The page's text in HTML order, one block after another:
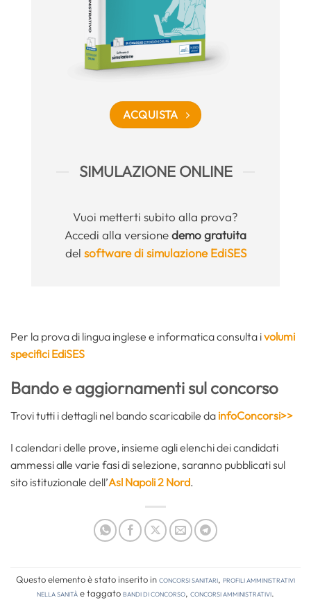
ACQUISTA
SIMULAZIONE ONLINE
Vuoi metterti subito alla prova?
Accedi alla versionedemo gratuita
del software di simulazione EdiSES
Per la prova di lingua inglese e informatica consulta ivolumi
specifici EdiSES
Bando e aggiornamenti sul concorso
Trovi tutti i dettagli nel bando scaricabile da infoConcorsi>>
I calendari delle prove, insieme agli elenchi dei candidati
ammessi alle varie fasi di selezione, saranno pubblicati sul
sito istituzionale dell’Asl Napoli 2 Nord.
Questo elemento è stato inserito inConcorsi Sanitari, Profili amministrativi
nella sanitàe taggatobandi di concorso, concorsi amministrativi.